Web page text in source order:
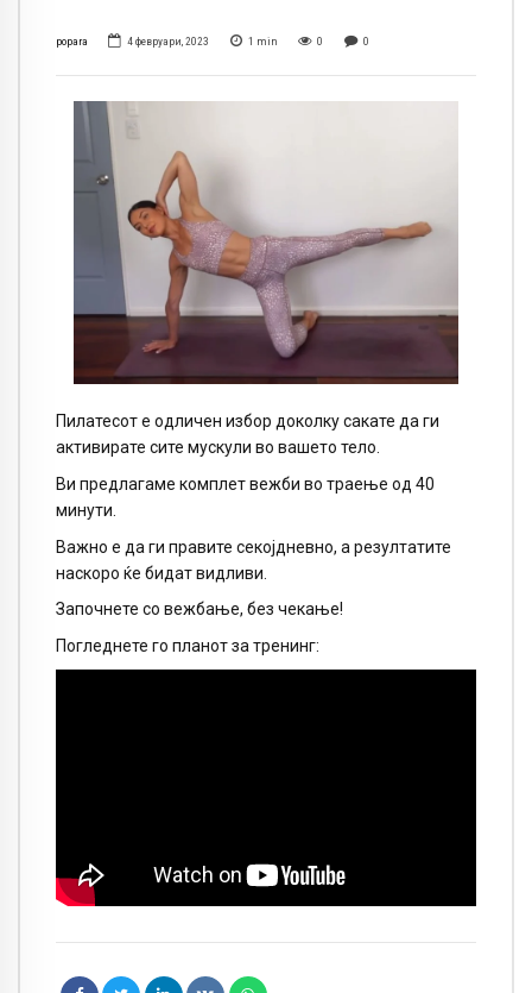
popara 4 февруари, 2023 1 min 0 0
Пилатесот е одличен избор доколку сакате да ги
активирате сите мускули во вашето тело.
Ви предлагаме комплет вежби во траење од 40
минути.
Важно е да ги правите секојдневно, а резултатите
наскоро ќе бидат видливи.
Започнете со вежбање, без чекање!
Погледнете го планот за тренинг: